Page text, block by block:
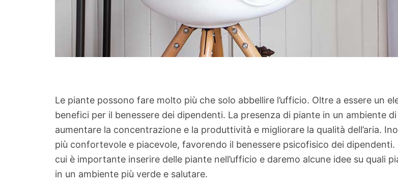
Le piante possono fare molto più che solo abbellire l’ufficio. Oltre a essere un
benefici per il benessere dei dipendenti. La presenza di piante in un ambiente
aumentare la concentrazione e la produttività e migliorare la qualità dell’aria.
più confortevole e piacevole, favorendo il benessere psicofisico dei
cui è importante inserire delle piante nell’ufficio e daremo alcune idee su quali
in un ambiente più verde e salutare.